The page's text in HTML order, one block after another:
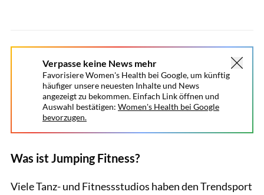
Verpasse keine News mehr
Favorisiere Women's Health bei Google, um künftig
häufiger unsere neuesten Inhalte und News
angezeigt zu bekommen. Einfach Link öffnen und
Auswahl bestätigen: Women's Health bei Google
bevorzugen.
Was ist Jumping Fitness?
Viele Tanz- und Fitnessstudios haben den Trendsport